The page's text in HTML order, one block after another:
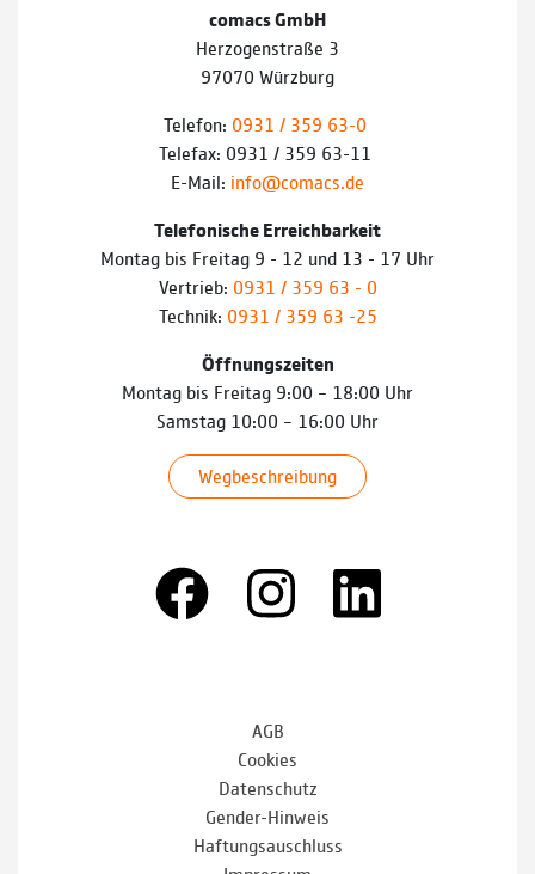
comacs GmbH
Herzogenstraße 3
97070 Würzburg
Telefon: 0931 / 359 63-0
Telefax: 0931 / 359 63-11
E-Mail: info@comacs.de
Telefonische Erreichbarkeit
Montag bis Freitag 9 - 12 und 13 - 17 Uhr
Vertrieb: 0931 / 359 63 - 0
Technik: 0931 / 359 63 -25
Öffnungszeiten
Montag bis Freitag 9:00 – 18:00 Uhr
Samstag 10:00 – 16:00 Uhr
Wegbeschreibung
AGB
Cookies
Datenschutz
Gender-Hinweis
Haftungsauschluss